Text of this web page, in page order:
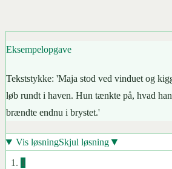
Eksempelopgave
Tekststykke: 'Maja stod ved vinduet og
løb rundt i haven. Hun tænkte på, hvad
brændte endnu i brystet.'
Vis løsningSkjul løsning▼
1